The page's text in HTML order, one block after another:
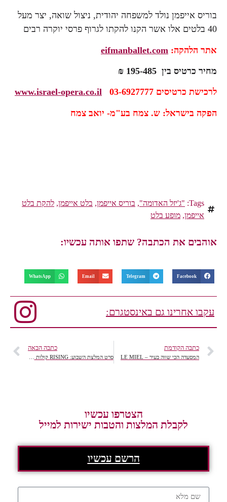
בוריס אייפמן נולד למשפחה יהודית, ניצול שואה, יצר מעל
40 בלטים אלו אשר הקנו להקתו לגרוף פרסי יוקרה רבים
אתר הלהקה: eifmanballet.com
מחיר כרטיס בין 195-485 ₪
לרכישת כרטיסים 03-6927777 www.israel-opera.co.il
הפקה בישראל: ש. צמח בע"מ- יואב צמח
Tags: "ג'יזל האדומה", בוריס אייפמן, בלט אייפמן, להקת בלט
אייפמן, מופע בלט
אוהבים את הכתבה? שתפו אותה עכשיו:
Facebook
Telegram
Email
WhatsApp
עקבו אחרינו גם באינסטגרם:
כתבה הקודמת
המסעדה הכי שווה בעיר – LE MIEL
כתבה הבאה
הצטרפו עכשיו
לקבלת המלצות והטבות ישירות למייל
הרשם עכשיו